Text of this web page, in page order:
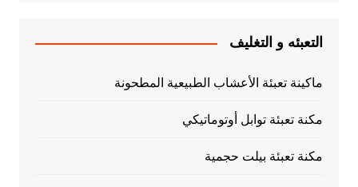
التعبئه و التغليف
ماكينة تعبئة الأعشاب الطبيعية المطحونة
مكنة تعبئة توابل أوتوماتيكي
مكنة تعبئة بيلت حجمية